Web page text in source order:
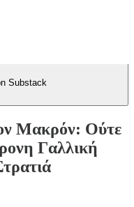
Substack
Μακρόν: Ούτε
Γαλλική